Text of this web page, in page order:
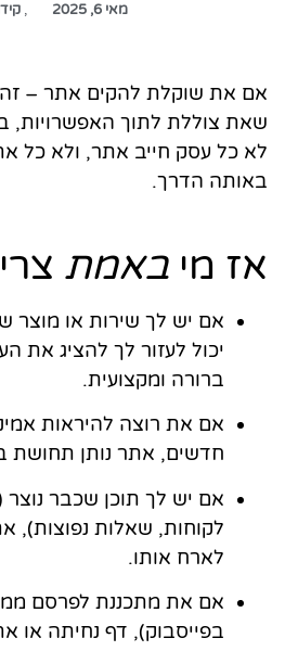
מאי 6, 2025 ,
אם את שוקלת להקים אתר – זה
שאת צוללת לתוך האפשרויות,
לא כל עסק חייב אתר, ולא כל
באותה הדרך.
אז מי באמת
אם יש לך שירות או
יכול לעזור לך להציג את
ברורה ומקצועית.
אם את רוצה להיראות
חדשים, אתר נותן תחושת
אם יש לך תוכן שכבר נוצר
לקוחות, שאלות נפוצות),
לארח אותו.
אם את מתכננת לפרסם
בפייסבוק), דף נחיתה או